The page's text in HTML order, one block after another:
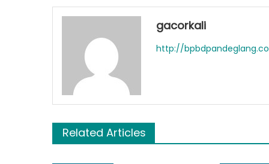
gacorkali
http://
Related Articles